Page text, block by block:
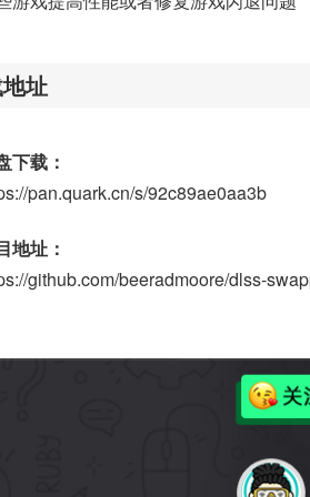
址
下载：
pan.quark.cn/s/92c89ae0aa3b
地址：
github.com/beeradmoore/dlss-